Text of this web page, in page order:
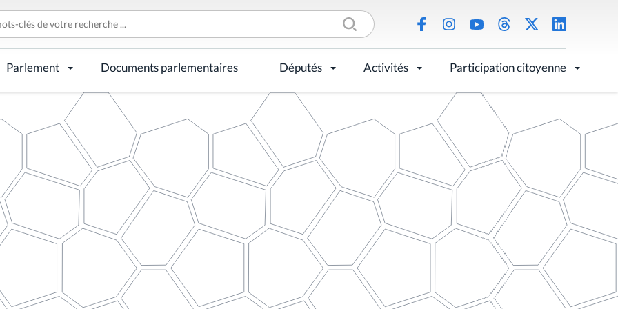
Parlement Documents parlementaires Députés Activités Participation citoyenne